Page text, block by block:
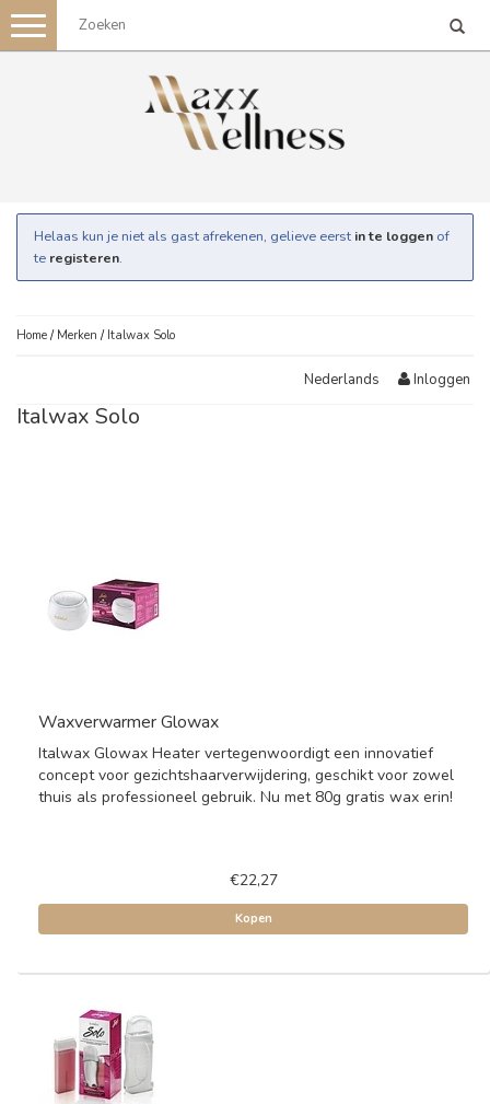
Toggle
navigation
Helaas kun je niet als gast afrekenen, gelieve eerst in te loggen of
te registeren.
Home / Merken / Italwax Solo
Nederlands Inloggen
Italwax Solo
Waxverwarmer Glowax
Italwax Glowax Heater vertegenwoordigt een innovatief
concept voor gezichtshaarverwijdering, geschikt voor zowel
thuis als professioneel gebruik. Nu met 80g gratis wax erin!
€22,27
Kopen